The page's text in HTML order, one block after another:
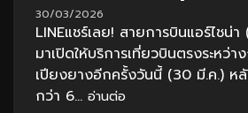
30/03/2026
LINEแชร์เลย! สายการบินแอร์ไชน่
มาเปิดให้บริการเที่ยวบินตรงระหว่
เปียงยางอีกครั้งวันนี้ (30 มี.ค.) ห
กว่า 6... อ่านต่อ